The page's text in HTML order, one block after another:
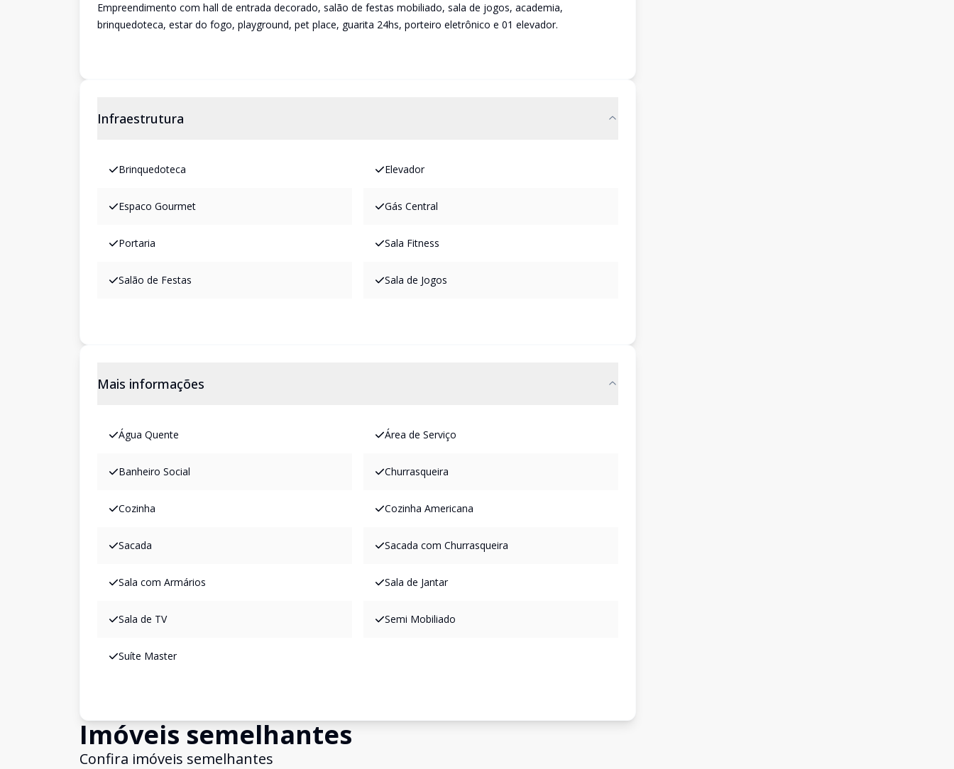
Empreendimento com hall de entrada decorado, salão de festas mobiliado, sala de jogos, academia,
brinquedoteca, estar do fogo, playground, pet place, guarita 24hs, porteiro eletrônico e 01 elevador.
Infraestrutura
Brinquedoteca Elevador
Espaco Gourmet Gás Central
Portaria Sala Fitness
Salão de Festas Sala de Jogos
Mais informações
Água Quente Área de Serviço
Banheiro Social Churrasqueira
Cozinha Cozinha Americana
Sacada Sacada com Churrasqueira
Sala com Armários Sala de Jantar
Sala de TV Semi Mobiliado
Suíte Master
Imóveis semelhantes
Confira imóveis semelhantes